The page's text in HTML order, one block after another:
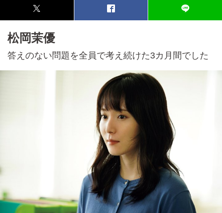
松岡茉優
答えのない問題を全員で考え続けた3カ月間でした